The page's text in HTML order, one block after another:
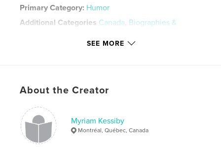
Primary Category: Humor
Additional Categories Canada, Biographies &
Fixed-layout ebook, 104 pgs
LanguageFrench
Keywords
blagues anecdotes , soi
papiers
SEE MORE
About the Creator
Myriam Kessiby
Montréal, Québec, Canada